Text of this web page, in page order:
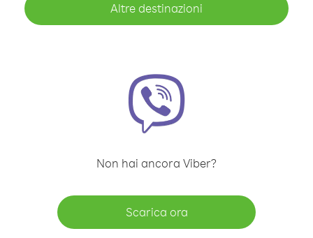
Altre destinazioni
Non hai ancora Viber?
Scarica ora